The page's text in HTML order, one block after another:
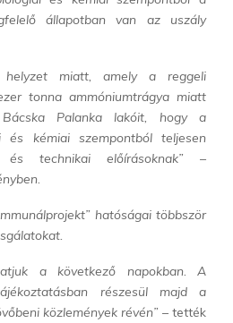
állapotban van az uszály
helyzet miatt, amely a reggeli
tonna ammóniumtrágya miatt
Palanka lakóit, hogy a
és kémiai szempontból teljesen
technikai előírásoknak” –
hatóságai többször
a következő napokban. A
részesül majd a
közlemények révén” – tették